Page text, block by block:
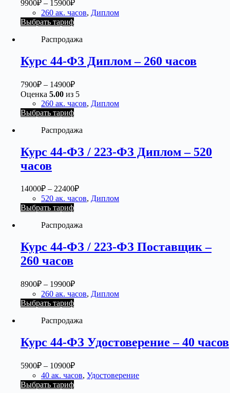
9900₽ – 15900₽
260 ак. часов, Диплом
Выбрать тариф
Распродажа
Курс 44-ФЗ Диплом – 260 часов
7900₽ – 14900₽
Оценка 5.00 из 5
260 ак. часов, Диплом
Выбрать тариф
Распродажа
Курс 44-ФЗ / 223-ФЗ Диплом – 520
часов
14000₽ – 22400₽
520 ак. часов, Диплом
Выбрать тариф
Распродажа
Курс 44-ФЗ / 223-ФЗ Поставщик –
260 часов
8900₽ – 19900₽
260 ак. часов, Диплом
Выбрать тариф
Распродажа
Курс 44-ФЗ Удостоверение – 40 часов
5900₽ – 10900₽
40 ак. часов, Удостоверение
Выбрать тариф